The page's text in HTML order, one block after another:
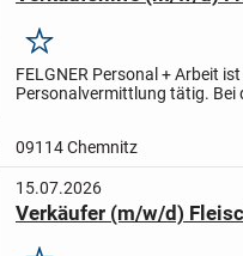
Merken
FELGNER Personal + Arbeit
Personalvermittlung tätig. Bei
09114 Chemnitz
15.07.2026
Verkäufer (m/w/d)